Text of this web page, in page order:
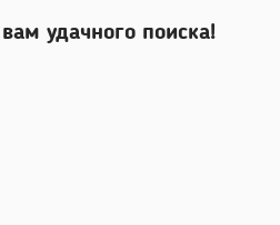
удачного поиска!